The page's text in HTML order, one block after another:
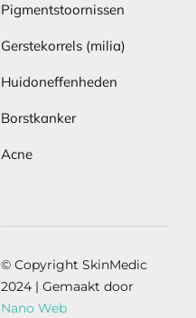
Pigmentstoornissen
Gerstekorrels (milia)
Huidoneffenheden
Borstkanker
Acne
© Copyright SkinMedic
2024 | Gemaakt door
Nano Web